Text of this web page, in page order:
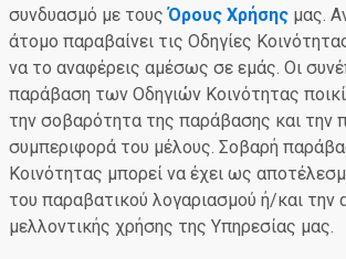
συνδυασμό με τουςΌρους Χρήσης μας.
άτομο παραβαίνει τις Οδηγίες
να το αναφέρεις αμέσως σε εμάς. Οι
παράβαση των Οδηγιών Κοινότητας
την σοβαρότητα της παράβασης και την
συμπεριφορά του μέλους. Σοβαρή
Κοινότητας μπορεί να έχει ως
του παραβατικού λογαριασμού ή/και την
μελλοντικής χρήσης της Υπηρεσίας μας.